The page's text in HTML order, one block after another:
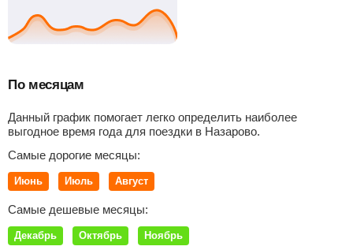
По месяцам
Данный график помогает легко определить наиболее
выгодное время года для поездки в Назарово.
Самые дорогие месяцы:
Июнь Июль Август
Самые дешевые месяцы:
Декабрь Октябрь Ноябрь